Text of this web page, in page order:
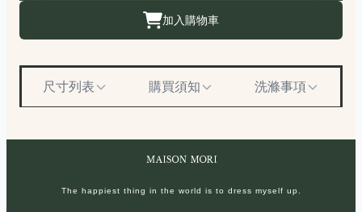
加入購物車
尺寸列表 購買須知 洗滌事項
The happiest thing in the world is to dress myself up.